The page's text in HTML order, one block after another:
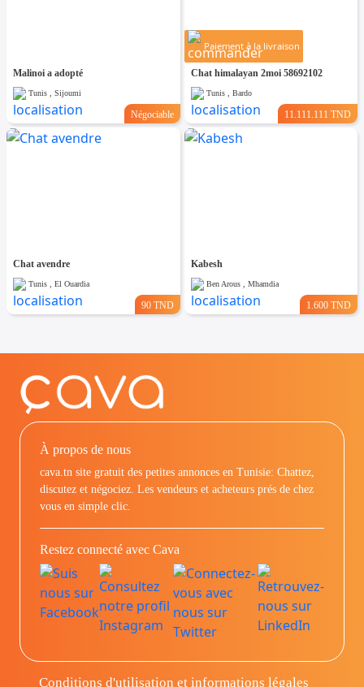
Malinoi a adopté
Tunis , Sijoumi
Négociable
Paiement à la livraison
Chat himalayan 2moi 58692102
Tunis , Bardo
11.111.111 TND
Chat avendre
Tunis , El Ouardia
90 TND
Kabesh
Ben Arous , Mhamdia
1.600 TND
À propos de nous
cava.tn site gratuit des petites annonces en Tunisie: Chattez,
discutez et négociez. Les vendeurs et acheteurs prés de chez
vous en simple clic.
Restez connecté avec Cava
Conditions d'utilisation et informations légales